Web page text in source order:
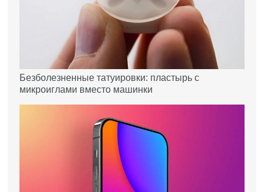
Безболезненные татуировки: пластырь с
микроиглами вместо машинки